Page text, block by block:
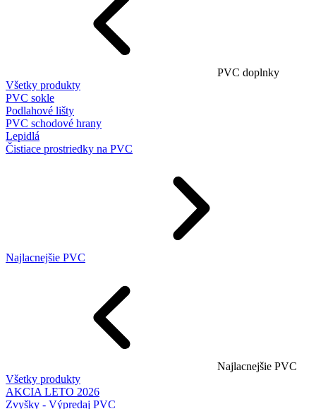
PVC doplnky
Všetky produkty
PVC sokle
Podlahové lišty
PVC schodové hrany
Lepidlá
Čistiace prostriedky na PVC
Najlacnejšie PVC
Najlacnejšie PVC
Všetky produkty
AKCIA LETO 2026
Zvyšky - Výpredaj PVC